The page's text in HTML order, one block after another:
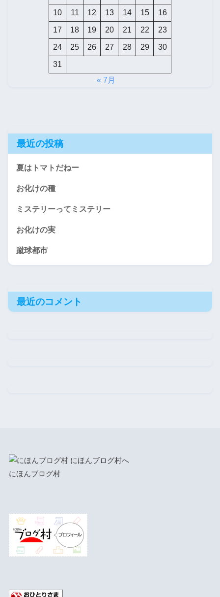
10 11 12 13 14 15 16
17 18 19 20 21 22 23
24 25 26 27 28 29 30
31
« 7月
最近の投稿
夏はトマトだねー
お化けの種
ミステリーってミステリー
お化けの実
蹴球都市
最近のコメント
にほんブログ村